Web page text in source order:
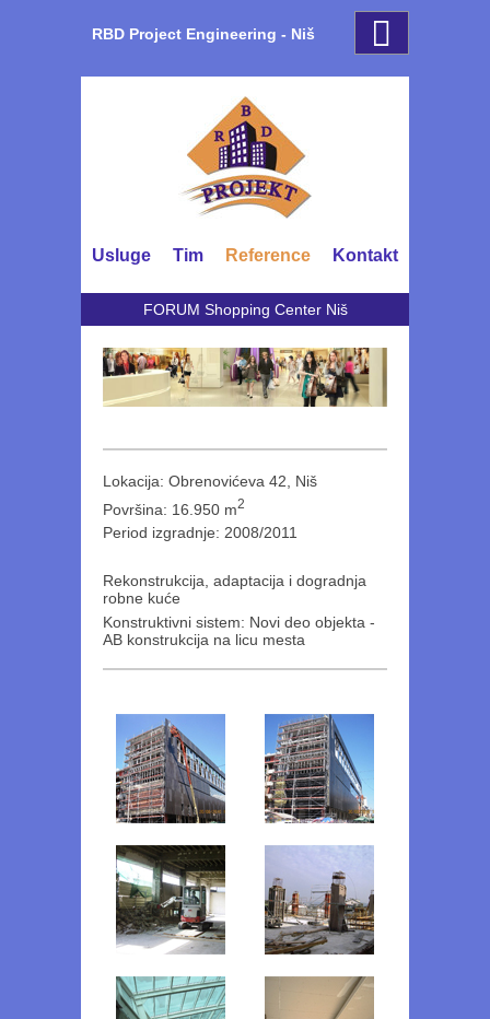
RBD Project Engineering - Niš
Usluge Tim Reference Kontakt
FORUM Shopping Center Niš
Lokacija: Obrenovićeva 42, Niš
Površina: 16.950 m2
Period izgradnje: 2008/2011
Rekonstrukcija, adaptacija i dogradnja
robne kuće
Konstruktivni sistem: Novi deo objekta -
AB konstrukcija na licu mesta